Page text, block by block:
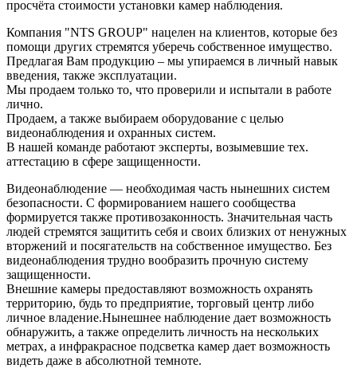
просчёта стоимости установки камер наблюдения.
Компания "NTS GROUP" нацелен на клиентов, которые без
помощи других стремятся уберечь собственное имущество.
Предлагая Вам продукцию – мы упираемся в личный навык
введения, также эксплуатации.
Мы продаем только то, что проверили и испытали в работе
лично.
Продаем, а также выбираем оборудование с целью
видеонаблюдения и охранных систем.
В нашей команде работают эксперты, возымевшие тех.
аттестацию в сфере защищенности.
Видеонаблюдение — необходимая часть нынешних систем
безопасности. С формированием нашего сообщества
формируется также противозаконность. Значительная часть
людей стремятся защитить себя и своих близких от ненужных
вторжений и посягательств на собственное имущество. Без
видеонаблюдения трудно вообразить прочную систему
защищенности.
Внешние камеры предоставляют возможность охранять
территорию, будь то предприятие, торговый центр либо
личное владение.Нынешнее наблюдение дает возможность
обнаружить, а также определить личность на нескольких
метрах, а инфракрасное подсветка камер дает возможность
видеть даже в абсолютной темноте.